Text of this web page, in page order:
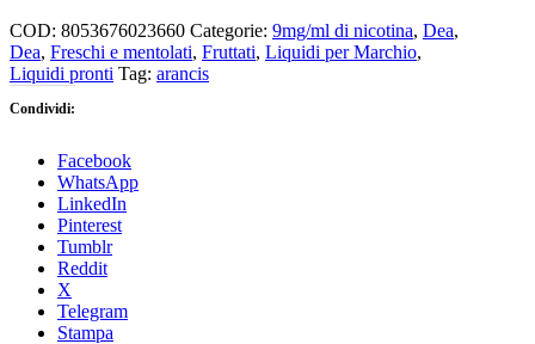
COD: 8053676023660 Categorie: 9mg/ml di nicotina, Dea,
Dea, Freschi e mentolati, Fruttati, Liquidi per Marchio,
Liquidi pronti Tag: arancis
Condividi:
Facebook
WhatsApp
LinkedIn
Pinterest
Tumblr
Reddit
X
Telegram
Stampa